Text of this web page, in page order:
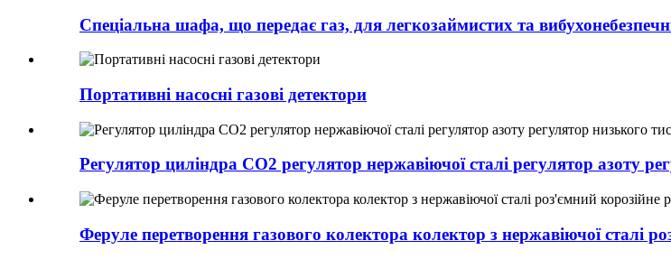
Спеціальна шафа, що передає газ, для легкозаймистих та
Портативні насосні газові детектори
Регулятор циліндра CO2 регулятор нержавіючої сталі регулятор азоту
Феруле перетворення газового колектора колектор з нержавіючої сталі